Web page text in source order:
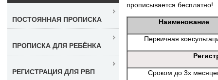
прописывается бесплатно!
Наименование
Первичная
Сроком до 3х
ПОСТОЯННАЯ ПРОПИСКА
ПРОПИСКА ДЛЯ РЕБЁНКА
РЕГИСТРАЦИЯ ДЛЯ РВП